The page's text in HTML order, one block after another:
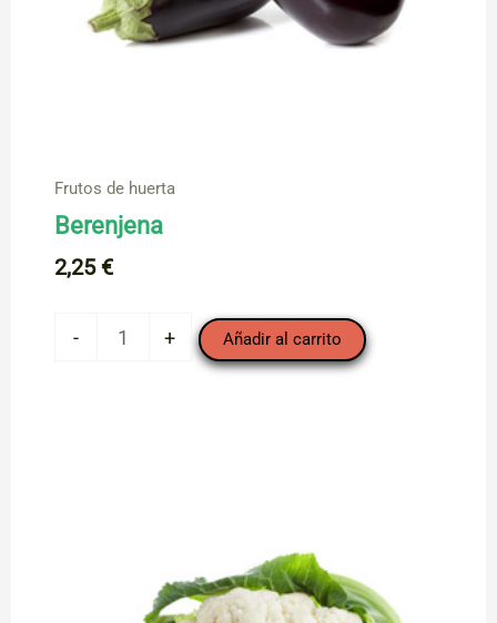
Frutos de huerta
Berenjena
2,25 €
-
Berenjena
+ Añadir al carrito